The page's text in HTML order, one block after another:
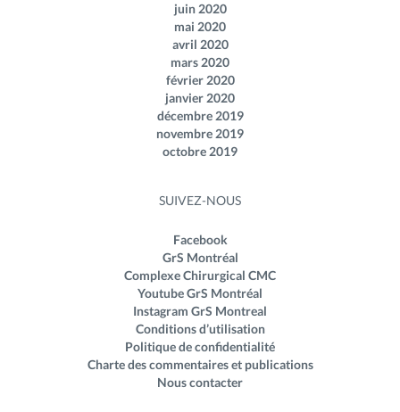
juin 2020
mai 2020
avril 2020
mars 2020
février 2020
janvier 2020
décembre 2019
novembre 2019
octobre 2019
SUIVEZ-NOUS
Facebook
GrS Montréal
Complexe Chirurgical CMC
Youtube GrS Montréal
Instagram GrS Montreal
Conditions d’utilisation
Politique de confidentialité
Charte des commentaires et publications
Nous contacter